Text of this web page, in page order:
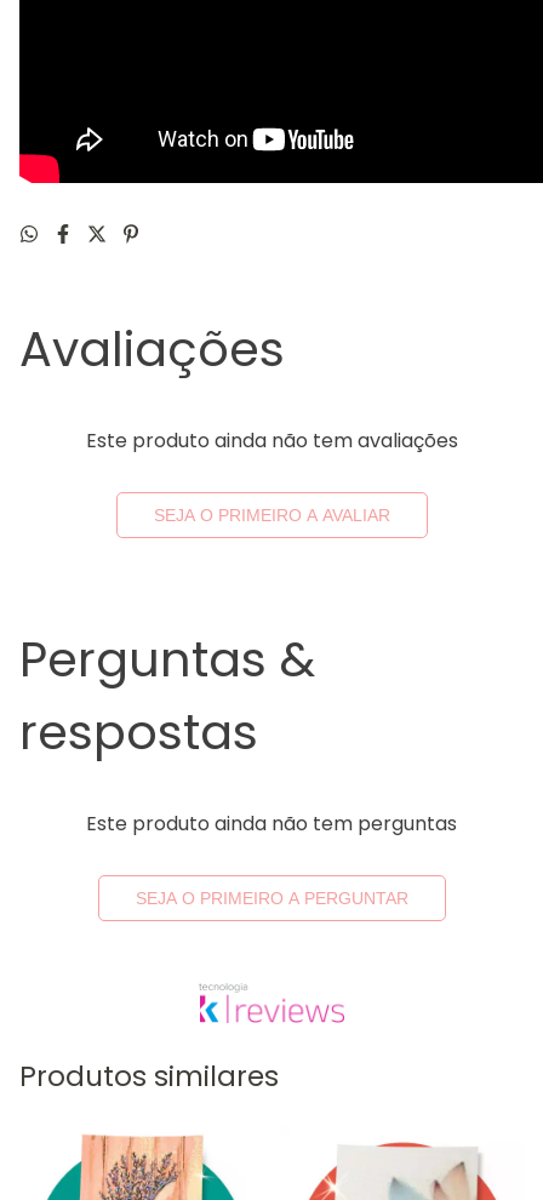
Avaliações
Este produto ainda não tem avaliações
SEJA O PRIMEIRO A AVALIAR
Perguntas &
respostas
Este produto ainda não tem perguntas
SEJA O PRIMEIRO A PERGUNTAR
Produtos similares